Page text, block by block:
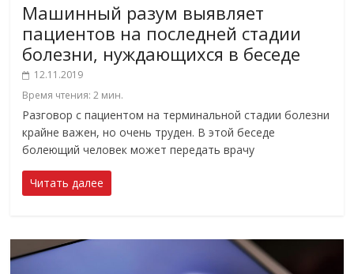
Машинный разум выявляет
пациентов на последней стадии
болезни, нуждающихся в беседе
12.11.2019
Время чтения:2 мин.
Разговор с пациентом на терминальной стадии болезни
крайне важен, но очень труден. В этой беседе
болеющий человек может передать врачу
Читать далее